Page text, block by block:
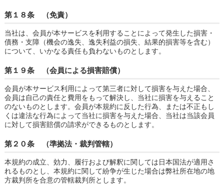
第１８条 （免責）
当社は、会員が本サービスを利用することによって発生した損害・
債務・支障（機会の逸失、逸失利益の損失、結果的損害等を含む）
について、いかなる責任も負わないものとします。
第１９条 （会員による損害賠償）
会員が本サービス利用によって第三者に対して損害を与えた場合、
会員は自己の責任と費用をもって解決し、当社に損害を与えること
のないものとします。会員が本規約に反した行為、または不正もし
くは違法な行為によって当社に損害を与えた場合、当社は当該会員
に対して損害賠償の請求ができるものとします。
第２０条 （準拠法・裁判管轄）
本規約の成立、効力、履行および解釈に関しては日本国法が適用さ
れるものとし、本規約に関して紛争が生じた場合は弊社所在地の地
方裁判所を合意の管轄裁判所とします。